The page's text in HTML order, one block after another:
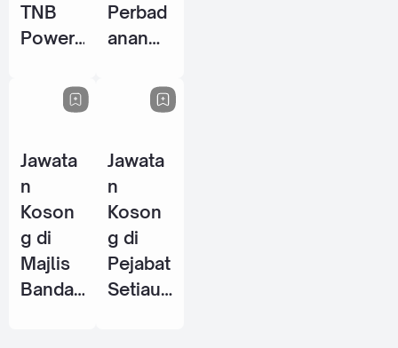
TNB
Power
Jun
2026
Perbad
anan
takaan
Awam
Perak
(PPANP
k) - 1
Jun
2026
Jawata
n
Koson
g di
Majlis
Bandar
Jawata
n
Koson
g di
Pejabat
Setiaus